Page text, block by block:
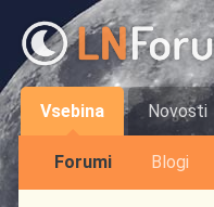
Vsebina
Forumi Blogi
Novosti